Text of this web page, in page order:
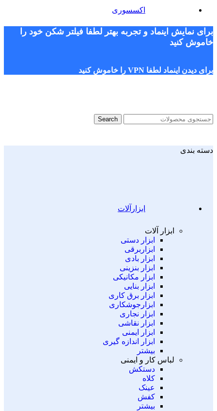
اکسسوری
برای نمایش اینماد و تجربه بهتر لطفا فیلتر شکن خود را
خاموش کنید
برای دیدن اینماد لطفا VPN را خاموش کنید
Search
دسته بندی
ابزارآلات
ابزار آلات
ابزار دستی
ابزاربرقی
ابزار بادی
ابزار بنزینی
ابزار مکانیکی
ابزار بنایی
ابزار برق کاری
ابزارجوشکاری
ابزار نجاری
ابزار نقاشی
ابزار ایمنی
ابزار اندازه گیری
بیشتر
لباس کار و ایمنی
دستکش
کلاه
عینک
کفش
بیشتر